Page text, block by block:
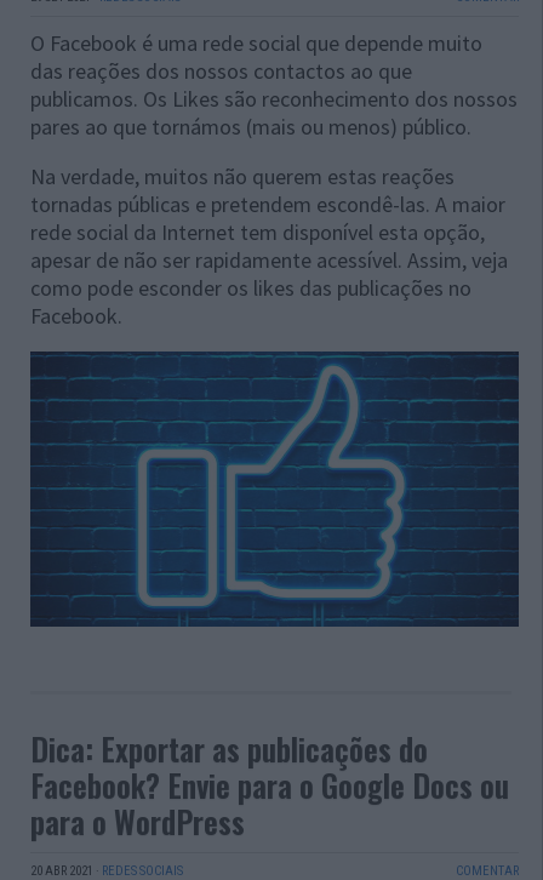
O Facebook é uma rede social que depende muito
das reações dos nossos contactos ao que
publicamos. Os Likes são reconhecimento dos nossos
pares ao que tornámos (mais ou menos) público.
Na verdade, muitos não querem estas reações
tornadas públicas e pretendem escondê-las. A maior
rede social da Internet tem disponível esta opção,
apesar de não ser rapidamente acessível. Assim, veja
como pode esconder os likes das publicações no
Facebook.
Dica: Exportar as publicações do
Facebook? Envie para o Google Docs ou
para o WordPress
20 ABR 2021 · REDES SOCIAIS COMENTAR